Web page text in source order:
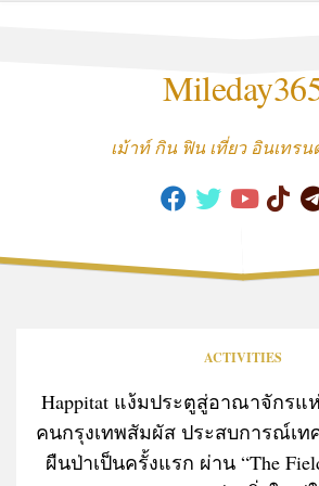
เม้าท์ กิน ฟิน เที่ยว อินเทรน
ACTIVITIES
Happitat แง้มประตูสู่อาณาจักรแ
คนกรุงเทพสัมผัส ประสบการณ์เท
ผืนป่าเป็นครั้งแรก ผ่าน “The